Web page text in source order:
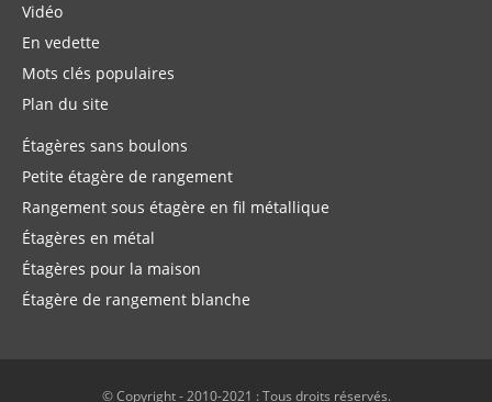
Vidéo
En vedette
Mots clés populaires
Plan du site
Étagères sans boulons
Petite étagère de rangement
Rangement sous étagère en fil métallique
Étagères en métal
Étagères pour la maison
Étagère de rangement blanche
© Copyright - 2010-2021 : Tous droits réservés.